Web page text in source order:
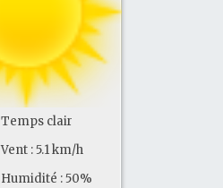
Temps clair
Vent : 5.1 km/h
Humidité : 50%